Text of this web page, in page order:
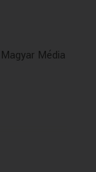
Média
Molnár